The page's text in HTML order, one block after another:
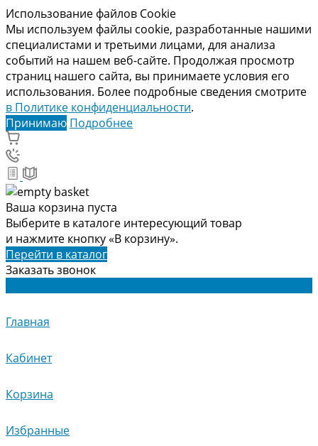
Использование файлов Cookie
Мы используем файлы cookie, разработанные нашими
специалистами и третьими лицами, для анализа
событий на нашем веб-сайте. Продолжая просмотр
страниц нашего сайта, вы принимаете условия его
использования. Более подробные сведения смотрите
в Политике конфиденциальности.
Принимаю Подробнее
Ваша корзина пуста
Выберите в каталоге интересующий товар
и нажмите кнопку «В корзину».
Перейти в каталог
Заказать звонок
Главная
Кабинет
Корзина
Избранные